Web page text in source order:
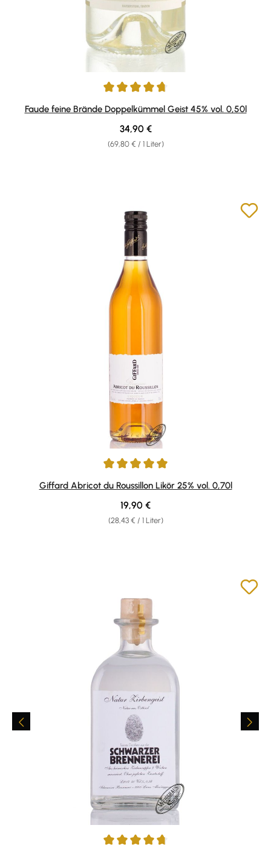
Durchschnittliche Bewertung von 4.67 von 5 Sternen
Faude feine Brände Doppelkümmel Geist 45% vol. 0,50l
(69,80 € / 1 Liter)
Regulärer Preis:
34,90 €
Durchschnittliche Bewertung von 5 von 5 Sternen
Giffard Abricot du Roussillon Likör 25% vol. 0,70l
(28,43 € / 1 Liter)
Regulärer Preis:
19,90 €